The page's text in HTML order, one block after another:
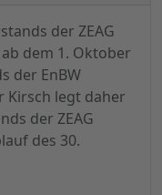
der ZEAG
dem 1. Oktober
der EnBW
Kirsch legt daher
der ZEAG
des 30.